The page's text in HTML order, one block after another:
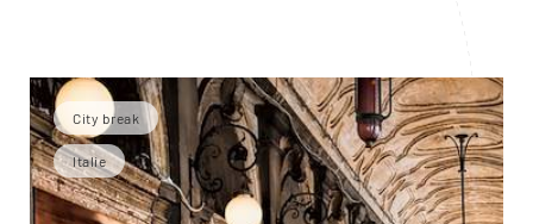
City break
Italie